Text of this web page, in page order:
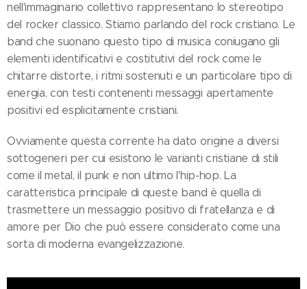
nell'immaginario collettivo rappresentano lo stereotipo
del rocker classico. Stiamo parlando del rock cristiano. Le
band che suonano questo tipo di musica coniugano gli
elementi identificativi e costitutivi del rock come le
chitarre distorte, i ritmi sostenuti e un particolare tipo di
energia, con testi contenenti messaggi apertamente
positivi ed esplicitamente cristiani.
Ovviamente questa corrente ha dato origine a diversi
sottogeneri per cui esistono le varianti cristiane di stili
come il metal, il punk e non ultimo l'hip-hop. La
caratteristica principale di queste band è quella di
trasmettere un messaggio positivo di fratellanza e di
amore per Dio che può essere considerato come una
sorta di moderna evangelizzazione.